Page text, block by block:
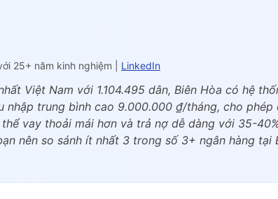
25+ năm kinh nghiệm | LinkedIn
Việt Nam với 1.104.495 dân, Biên Hòa có hệ
trung bình cao 9.000.000 ₫/tháng, cho
vay thoải mái hơn và trả nợ dễ dàng với 35-
nên so sánh ít nhất 3 trong số 3+ ngân hàng